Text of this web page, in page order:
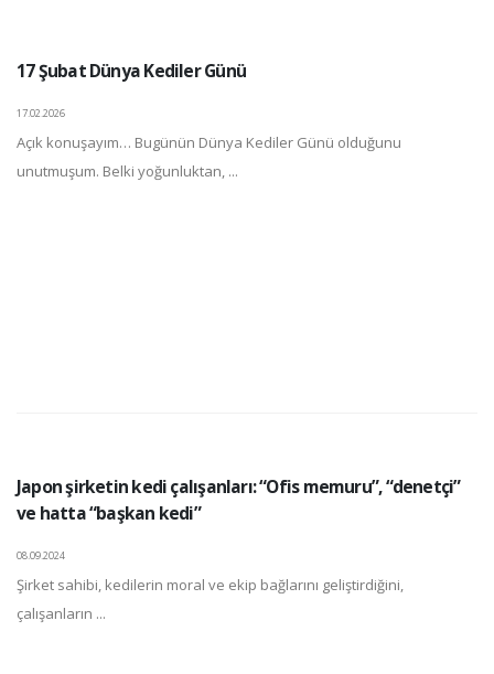
17 Şubat Dünya Kediler Günü
17.02.2026
Açık konuşayım… Bugünün Dünya Kediler Günü olduğunu
unutmuşum. Belki yoğunluktan, ...
Japon şirketin kedi çalışanları: “Ofis memuru”, “denetçi”
ve hatta “başkan kedi”
08.09.2024
Şirket sahibi, kedilerin moral ve ekip bağlarını geliştirdiğini,
çalışanların ...